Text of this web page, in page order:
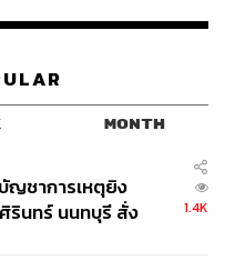
กสดและ
กับซีอิ๊วดำ
MONTH
ญชาการเหตุยิง
รินทร์ นนทบุรี สั่ง
1.4K